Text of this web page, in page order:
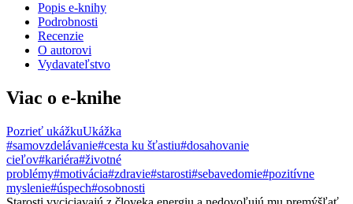
Popis e-knihy
Podrobnosti
Recenzie
O autorovi
Vydavateľstvo
Viac o e-knihe
Pozrieť ukážkuUkážka
#samovzdelávanie#cesta ku šťastiu#dosahovanie
cieľov#kariéra#životné
problémy#motivácia#zdravie#starosti#sebavedomie#pozitívne
myslenie#úspech#osobnosti